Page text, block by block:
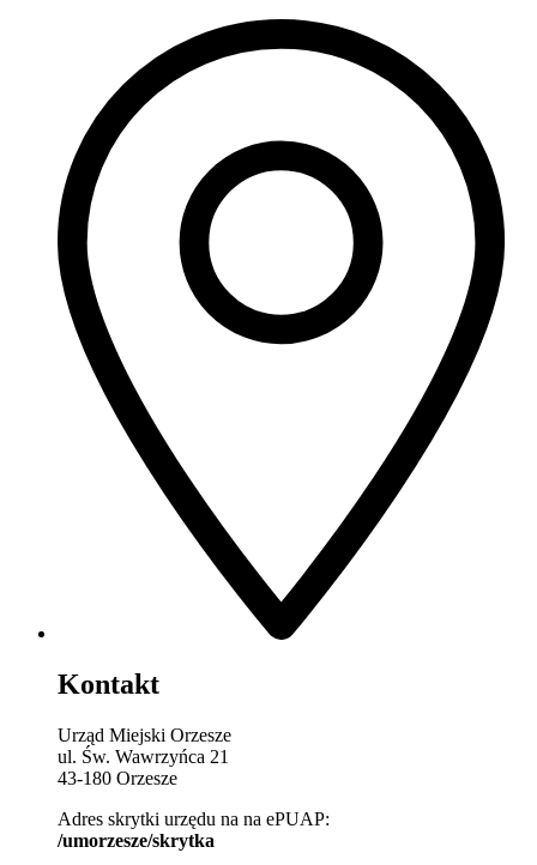
Kontakt
Urząd Miejski Orzesze
ul. Św. Wawrzyńca 21
43-180 Orzesze
Adres skrytki urzędu na na ePUAP:
/umorzesze/skrytka